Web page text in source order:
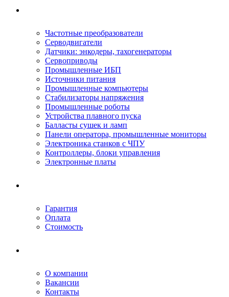
Частотные преобразователи
Серводвигатели
Датчики: энкодеры, тахогенераторы
Сервоприводы
Промышленные ИБП
Источники питания
Промышленные компьютеры
Стабилизаторы напряжения
Промышленные роботы
Устройства плавного пуска
Балласты сушек и ламп
Панели оператора, промышленные мониторы
Электроника станков с ЧПУ
Контроллеры, блоки управления
Электронные платы
Гарантия
Оплата
Стоимость
О компании
Вакансии
Контакты